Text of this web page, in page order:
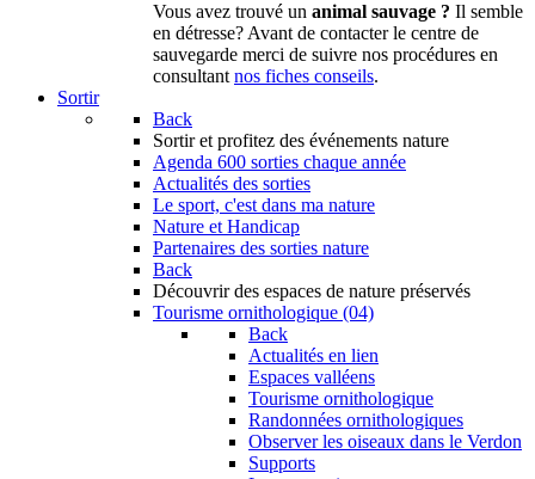
Vous avez trouvé un animal sauvage ? Il semble
en détresse? Avant de contacter le centre de
sauvegarde merci de suivre nos procédures en
consultant nos fiches conseils.
Sortir
Back
Sortir et profitez des événements nature
Agenda 600 sorties chaque année
Actualités des sorties
Le sport, c'est dans ma nature
Nature et Handicap
Partenaires des sorties nature
Back
Découvrir des espaces de nature préservés
Tourisme ornithologique (04)
Back
Actualités en lien
Espaces valléens
Tourisme ornithologique
Randonnées ornithologiques
Observer les oiseaux dans le Verdon
Supports